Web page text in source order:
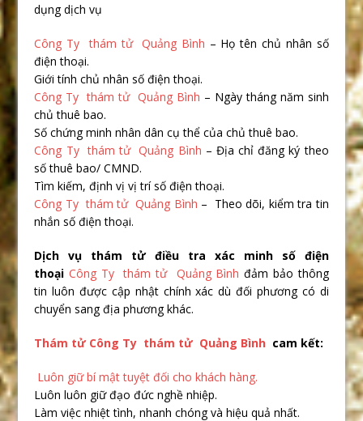
dụng dịch vụ
Công Ty thám tử Quảng Bình – Họ tên chủ nhân số
điện thoại.
Giới tính chủ nhân số điện thoại.
Công Ty thám tử Quảng Bình – Ngày tháng năm sinh
chủ thuê bao.
Số chứng minh nhân dân cụ thể của chủ thuê bao.
Công Ty thám tử Quảng Bình – Địa chỉ đăng ký theo
số thuê bao/ CMND.
Tìm kiếm, định vị vị trí số điện thoại.
Công Ty thám tử Quảng Bình – Theo dõi, kiểm tra tin
nhắn số điện thoại.
Dịch vụ thám tử điều tra xác minh số điện
thoại Công Ty thám tử Quảng Bình đảm bảo thông
tin luôn được cập nhật chính xác dù đối phương có di
chuyển sang địa phương khác.
Thám tử Công Ty thám tử Quảng Bình cam kết:
Luôn giữ bí mật tuyệt đối cho khách hàng.
Luôn luôn giữ đạo đức nghề nhiệp.
Làm việc nhiệt tình, nhanh chóng và hiệu quả nhất.